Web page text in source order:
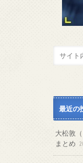
最近の
大松敦
まとめ